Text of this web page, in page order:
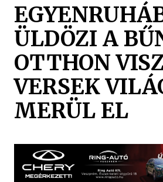
ÜLDÖZI A
OTTHON
VERSEK
MERÜL EL